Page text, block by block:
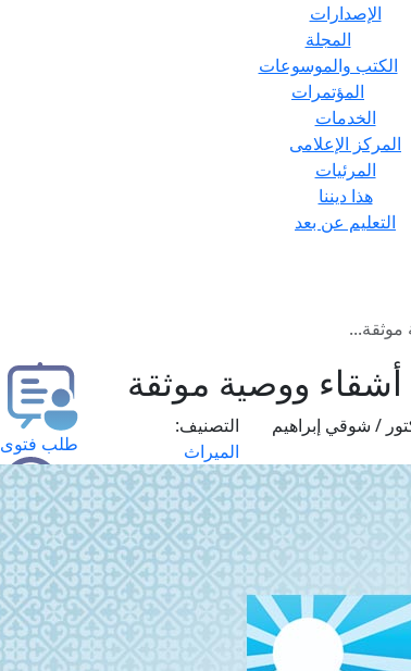
الإصدارات
المجلة
الكتب والموسوعات
المؤتمرات
الخدمات
المركز الإعلامى
المرئيات
هذا ديننا
التعليم عن بعد
موثقة...
ووصية موثقة
/ شوقي إبراهيم
التصنيف:
الميراث
طلب فتوى
استعلام
حجز موعد